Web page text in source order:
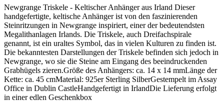
Newgrange Triskele - Keltischer Anhänger aus Irland Dieser
handgefertigte, keltische Anhänger ist von den faszinierenden
Steinritzungen in Newgrange inspiriert, einer der bedeutendsten
Megalithanlagen Irlands. Die Triskele, auch Dreifachspirale
genannt, ist ein uraltes Symbol, das in vielen Kulturen zu finden ist.
Die bekanntesten Darstellungen der Triskele befinden sich jedoch in
Newgrange, wo sie die Steine am Eingang des beeindruckenden
Grabhügels zieren.Größe des Anhängers: ca. 14 x 14 mmLänge der
Kette: ca. 45 cmMaterial: 925er Sterling SilberGestempelt im Assay
Office in Dublin CastleHandgefertigt in IrlandDie Lieferung erfolgt
in einer edlen Geschenkbox